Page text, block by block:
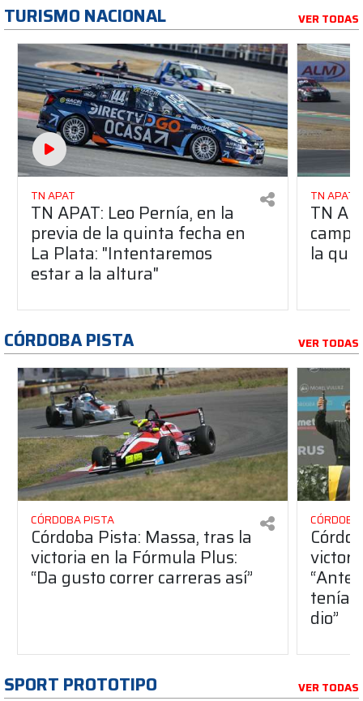
TURISMO NACIONAL VER TODAS
TN APAT
TN APAT: Leo Pernía, en la
previa de la quinta fecha en
La Plata: "Intentaremos
estar a la altura"
TN APAT
TN
la
CÓRDOBA PISTA VER TODAS
CÓRDOBA PISTA
Córdoba Pista: Massa, tras la
victoria en la Fórmula Plus:
“Da gusto correr carreras así”
dio”
SPORT PROTOTIPO VER TODAS